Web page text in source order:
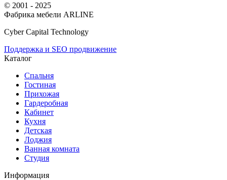
© 2001 - 2025
Фабрика мебели ARLINE
Cyber Capital Technology
Поддержка и SEO продвижение
Каталог
Спальня
Гостиная
Прихожая
Гардеробная
Кабинет
Кухня
Детская
Лоджия
Ванная комната
Студия
Информация